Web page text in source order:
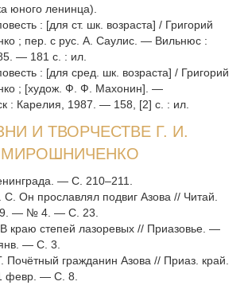
юного ленинца).
: [для ст. шк. возраста] / Григорий
; пер. с рус. А. Саулис. — Вильнюс :
— 181 с. : ил.
: [для сред. шк. возраста] / Григорий
; [худож. Ф. Ф. Махонин]. —
: Карелия, 1987. — 158, [2] с. : ил.
И ТВОРЧЕСТВЕ Г. И.
МИРОШНИЧЕНКО
— С. 210–211.
С. Он прославлял подвиг Азова // Читай.
— № 4. — С. 23.
краю степей лазоревых // Приазовье. —
— С. 3.
Почётный гражданин Азова // Приаз. край.
— С. 8.